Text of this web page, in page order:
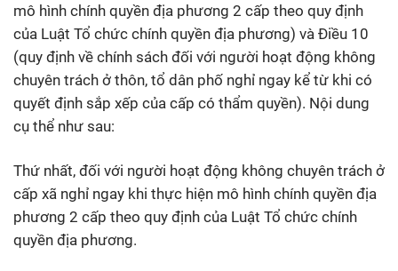
mô hình chính quyền địa phương 2 cấp theo quy định
của Luật Tổ chức chính quyền địa phương) và Điều 10
(quy định về chính sách đối với người hoạt động không
chuyên trách ở thôn, tổ dân phố nghỉ ngay kể từ khi có
quyết định sắp xếp của cấp có thẩm quyền). Nội dung
cụ thể như sau:
Thứ nhất, đối với người hoạt động không chuyên trách ở
cấp xã nghỉ ngay khi thực hiện mô hình chính quyền địa
phương 2 cấp theo quy định của Luật Tổ chức chính
quyền địa phương.